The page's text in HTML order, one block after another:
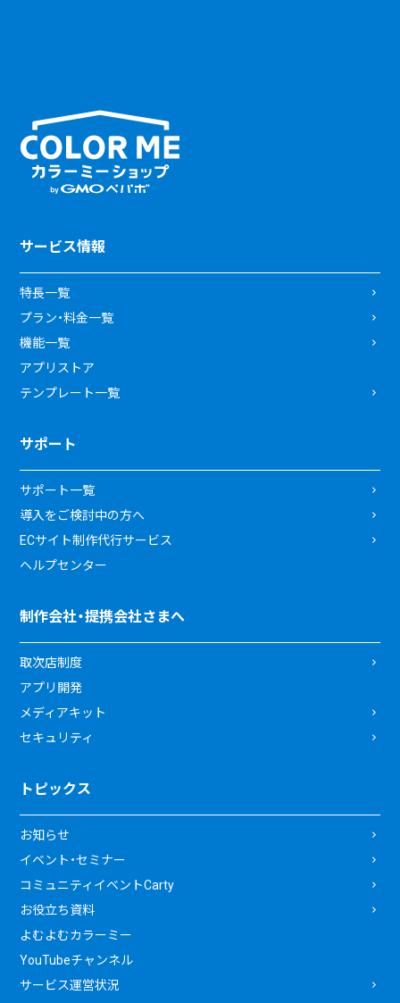
サービス情報
特長一覧
プラン・料金一覧
機能一覧
アプリストア
テンプレート一覧
サポート
サポート一覧
導入をご検討中の方へ
ECサイト制作代行サービス
ヘルプセンター
制作会社・提携会社さまへ
取次店制度
アプリ開発
メディアキット
セキュリティ
トピックス
お知らせ
イベント・セミナー
コミュニティイベントCarty
お役立ち資料
よむよむカラーミー
YouTubeチャンネル
サービス運営状況